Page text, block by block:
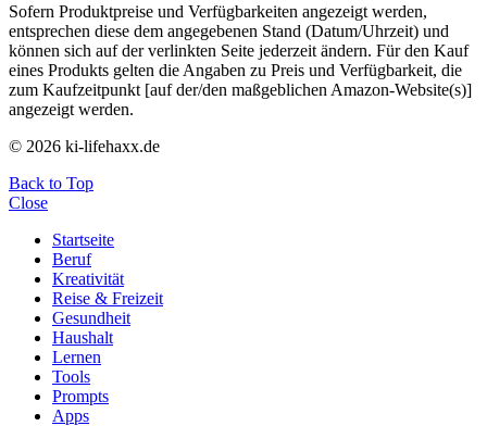
Sofern Produktpreise und Verfügbarkeiten angezeigt werden,
entsprechen diese dem angegebenen Stand (Datum/Uhrzeit) und
können sich auf der verlinkten Seite jederzeit ändern. Für den Kauf
eines Produkts gelten die Angaben zu Preis und Verfügbarkeit, die
zum Kaufzeitpunkt [auf der/den maßgeblichen Amazon-Website(s)]
angezeigt werden.
© 2026 ki-lifehaxx.de
Back to Top
Close
Startseite
Beruf
Kreativität
Reise & Freizeit
Gesundheit
Haushalt
Lernen
Tools
Prompts
Apps